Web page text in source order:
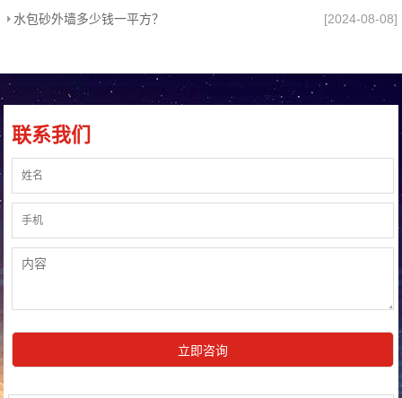
水包砂外墙多少钱一平方？
[2024-08-08]
联系我们